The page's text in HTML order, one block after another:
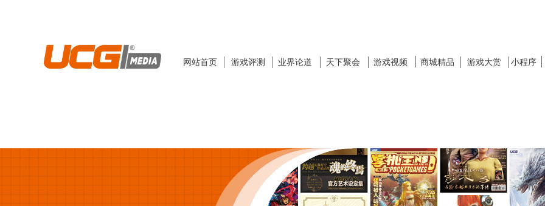
网站首页 商城精品 游戏大赏
业界论道
游戏评测 天下聚会 游戏视频 小程序